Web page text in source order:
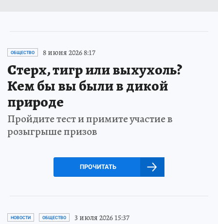
ОБЩЕСТВО 8 июня 2026 8:17
Стерх, тигр или выхухоль?
Кем бы вы были в дикой
природе
Пройдите тест и примите участие в
розыгрыше призов
ПРОЧИТАТЬ
НОВОСТИ ОБЩЕСТВО 3 июля 2026 15:37